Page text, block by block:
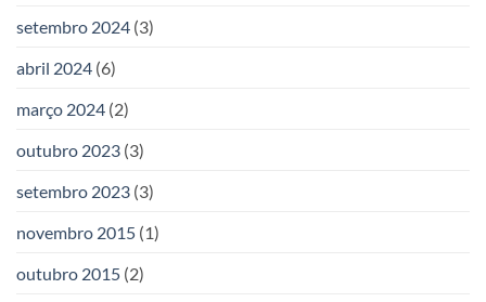
setembro 2024 (3)
abril 2024 (6)
março 2024 (2)
outubro 2023 (3)
setembro 2023 (3)
novembro 2015 (1)
outubro 2015 (2)